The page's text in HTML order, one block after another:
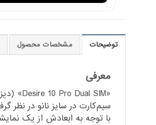
توضیحات مشخصات محصول
معرفی